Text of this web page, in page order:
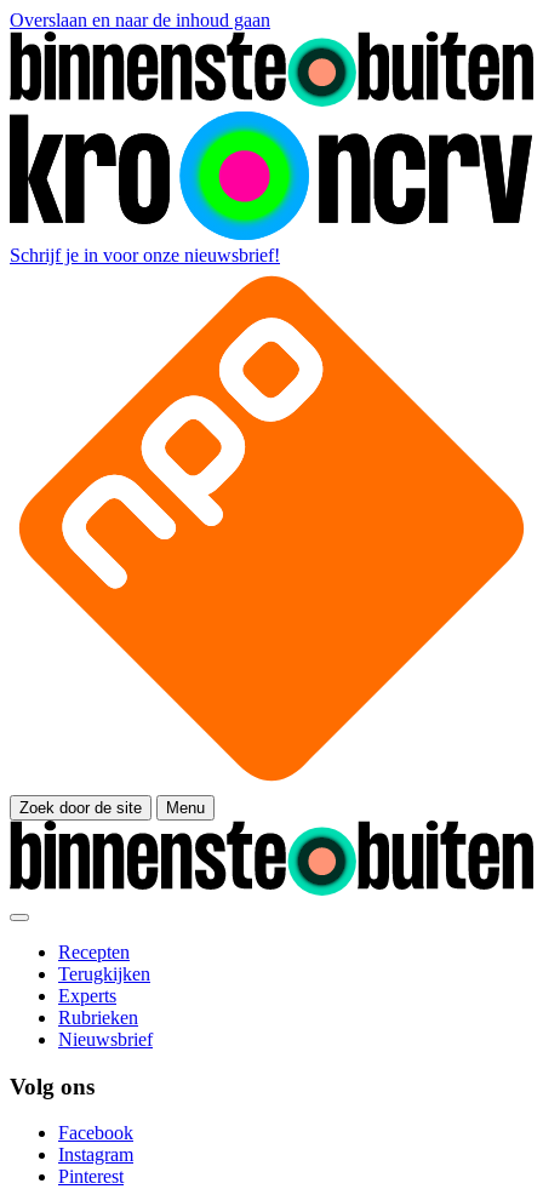
Overslaan en naar de inhoud gaan
Schrijf je in voor onze nieuwsbrief!
Zoek door de site Menu
Recepten
Terugkijken
Experts
Rubrieken
Nieuwsbrief
Volg ons
Facebook
Instagram
Pinterest